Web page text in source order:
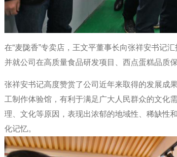
在“麦陇香”专卖店，王文平董事长向张祥安书记
并就公司在高质量食品研发项目、西点蛋糕品质
张祥安书记高度赞赏了公司近年来取得的发展成
工制作体验馆，有利于满足广大人民群众的文化
理、文化等原因，表现出浓郁的地域性、稀缺性
化记忆。